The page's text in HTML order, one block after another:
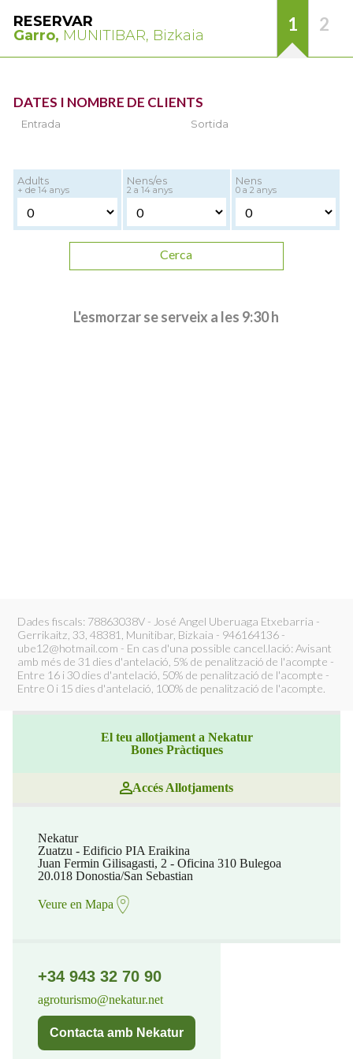
RESERVAR
Garro, MUNITIBAR, Bizkaia
1 2
DATES I NOMBRE DE CLIENTS
Entrada Sortida
Adults
+ de 14 anys
Nens/es
2 a 14 anys
Nens
0 a 2 anys
Cerca
L'esmorzar se serveix a les 9:30 h
Dades fiscals: 78863038V - José Angel Uberuaga Etxebarria -
Gerrikaitz, 33, 48381, Munitibar, Bizkaia - 946164136 -
ube12@hotmail.com - En cas d'una possible cancel.lació: Avisant
amb més de 31 dies d'antelació, 5% de penalització de l'acompte -
Entre 16 i 30 dies d'antelació, 50% de penalització de l'acompte -
Entre 0 i 15 dies d'antelació, 100% de penalització de l'acompte.
El teu allotjament a Nekatur
Bones Pràctiques
Accés Allotjaments
Nekatur
Zuatzu - Edificio PIA Eraikina
Juan Fermin Gilisagasti, 2 - Oficina 310 Bulegoa
20.018 Donostia/San Sebastian
Veure en Mapa
+34 943 32 70 90
agroturismo@nekatur.net
Contacta amb Nekatur